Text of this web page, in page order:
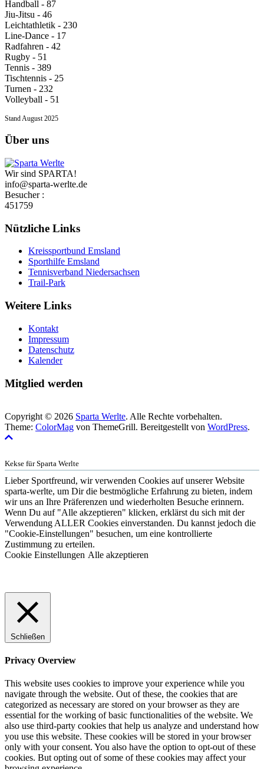
Handball - 87
Jiu-Jitsu - 46
Leichtathletik - 230
Line-Dance - 17
Radfahren - 42
Rugby - 51
Tennis - 389
Tischtennis - 25
Turnen - 232
Volleyball - 51
Stand August 2025
Über uns
Wir sind SPARTA!
info@sparta-werlte.de
Besucher :
451759
Nützliche Links
Kreissportbund Emsland
Sporthilfe Emsland
Tennisverband Niedersachsen
Trail-Park
Weitere Links
Kontakt
Impressum
Datenschutz
Kalender
Mitglied werden
Copyright © 2026 Sparta Werlte. Alle Rechte vorbehalten.
Theme: ColorMag von ThemeGrill. Bereitgestellt von WordPress.
Kekse für Sparta Werlte
Lieber Sportfreund, wir verwenden Cookies auf unserer Website
sparta-werlte, um Dir die bestmögliche Erfahrung zu bieten, indem
wir uns an Ihre Präferenzen und wiederholten Besuche erinnern.
Wenn Du auf "Alle akzeptieren" klicken, erklärst du sich mit der
Verwendung ALLER Cookies einverstanden. Du kannst jedoch die
"Cookie-Einstellungen" besuchen, um eine kontrollierte
Zustimmung zu erteilen.
Cookie Einstellungen Alle akzeptieren
Schließen
Privacy Overview
This website uses cookies to improve your experience while you
navigate through the website. Out of these, the cookies that are
categorized as necessary are stored on your browser as they are
essential for the working of basic functionalities of the website. We
also use third-party cookies that help us analyze and understand how
you use this website. These cookies will be stored in your browser
only with your consent. You also have the option to opt-out of these
cookies. But opting out of some of these cookies may affect your